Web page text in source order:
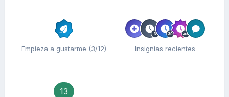
Empieza a gustarme (3/12) Insignias recientes
13